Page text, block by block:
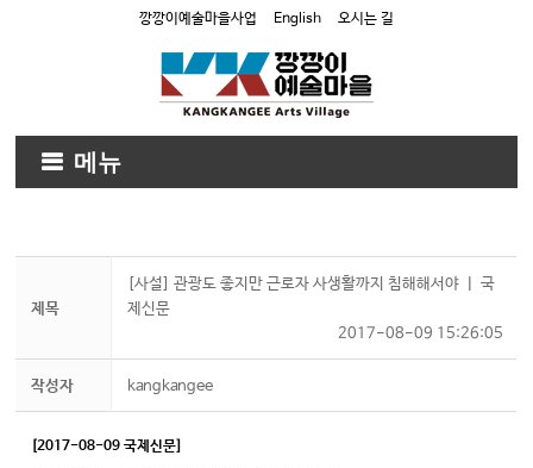
깡깡이예술마을사업 English 오시는 길
메뉴
제목
[사설] 관광도 좋지만 근로자 사생활까지 침해해서야 ㅣ 국
제신문
2017-08-09 15:26:05
작성자 kangkangee
[2017-08-09 국제신문]